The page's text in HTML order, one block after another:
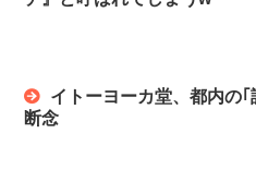
イトーヨーカ堂、都内の
断念